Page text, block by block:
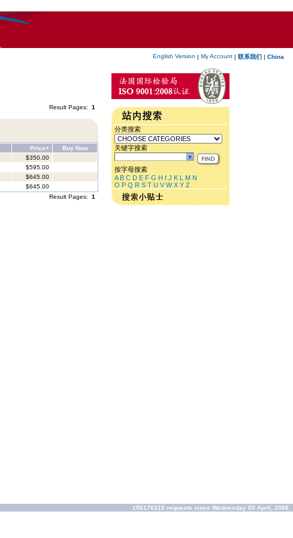
English Version | My Account | 联系我们 | China
Result Pages: 1
Price+
Buy Now
$350.00
$595.00
$645.00
$645.00
Result Pages: 1
分类搜索
关键字搜索
按字母搜索
A B C D E F G H I J K L M N
O P Q R S T U V W X Y Z
156176315 requests since Wednesday 05 April, 2006